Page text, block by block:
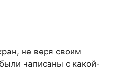
не веря своим
написаны с какой-